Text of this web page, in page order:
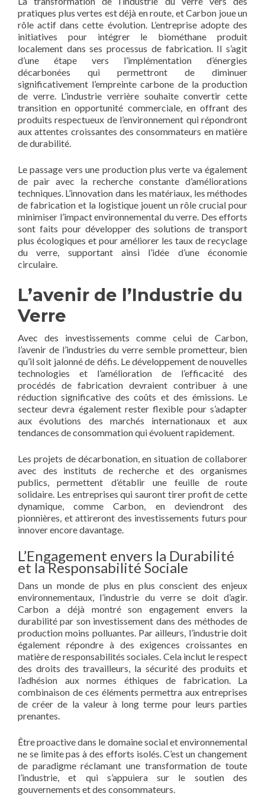
pratiques plus vertes est déjà en route, et Carbon joue un
rôle actif dans cette évolution. L’entreprise adopte des
initiatives pour intégrer le biométhane produit
localement dans ses processus de fabrication. Il s’agit
d’une étape vers l’implémentation d’énergies
décarbonées qui permettront de diminuer
significativement l’empreinte carbone de la production
de verre. L’industrie verrière souhaite convertir cette
transition en opportunité commerciale, en offrant des
produits respectueux de l’environnement qui répondront
aux attentes croissantes des consommateurs en matière
de durabilité.
Le passage vers une production plus verte va également
de pair avec la recherche constante d’améliorations
techniques. L’innovation dans les matériaux, les méthodes
de fabrication et la logistique jouent un rôle crucial pour
minimiser l’impact environnemental du verre. Des efforts
sont faits pour développer des solutions de transport
plus écologiques et pour améliorer les taux de recyclage
du verre, supportant ainsi l’idée d’une économie
circulaire.
L’avenir de l’Industrie du
Verre
Avec des investissements comme celui de Carbon,
l’avenir de l’industries du verre semble prometteur, bien
qu’il soit jalonné de défis. Le développement de nouvelles
technologies et l’amélioration de l’efficacité des
procédés de fabrication devraient contribuer à une
réduction significative des coûts et des émissions. Le
secteur devra également rester flexible pour s’adapter
aux évolutions des marchés internationaux et aux
tendances de consommation qui évoluent rapidement.
Les projets de décarbonation, en situation de collaborer
avec des instituts de recherche et des organismes
publics, permettent d’établir une feuille de route
solidaire. Les entreprises qui sauront tirer profit de cette
dynamique, comme Carbon, en deviendront des
pionnières, et attireront des investissements futurs pour
innover encore davantage.
L’Engagement envers la Durabilité
et la Responsabilité Sociale
Dans un monde de plus en plus conscient des enjeux
environnementaux, l’industrie du verre se doit d’agir.
Carbon a déjà montré son engagement envers la
durabilité par son investissement dans des méthodes de
production moins polluantes. Par ailleurs, l’industrie doit
également répondre à des exigences croissantes en
matière de responsabilités sociales. Cela inclut le respect
des droits des travailleurs, la sécurité des produits et
l’adhésion aux normes éthiques de fabrication. La
combinaison de ces éléments permettra aux entreprises
de créer de la valeur à long terme pour leurs parties
prenantes.
Être proactive dans le domaine social et environnemental
ne se limite pas à des efforts isolés. C’est un changement
de paradigme réclamant une transformation de toute
l’industrie, et qui s’appuiera sur le soutien des
gouvernements et des consommateurs.